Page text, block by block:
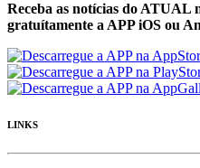
Receba as notícias do ATUAL
gratuítamente a APP iOS ou
LINKS